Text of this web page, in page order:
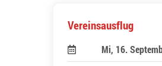
Vereinsausflug
Mi, 16.